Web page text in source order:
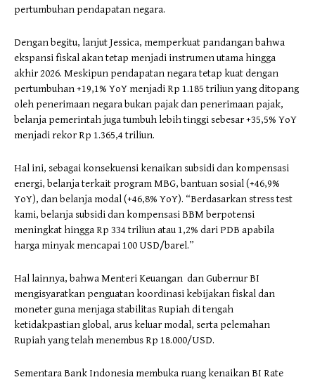
pertumbuhan pendapatan negara.
Dengan begitu, lanjut Jessica, memperkuat pandangan bahwa
ekspansi fiskal akan tetap menjadi instrumen utama hingga
akhir 2026. Meskipun pendapatan negara tetap kuat dengan
pertumbuhan +19,1% YoY menjadi Rp 1.185 triliun yang ditopang
oleh penerimaan negara bukan pajak dan penerimaan pajak,
belanja pemerintah juga tumbuh lebih tinggi sebesar +35,5% YoY
menjadi rekor Rp 1.365,4 triliun.
Hal ini, sebagai konsekuensi kenaikan subsidi dan kompensasi
energi, belanja terkait program MBG, bantuan sosial (+46,9%
YoY), dan belanja modal (+46,8% YoY). “Berdasarkan stress test
kami, belanja subsidi dan kompensasi BBM berpotensi
meningkat hingga Rp 334 triliun atau 1,2% dari PDB apabila
harga minyak mencapai 100 USD/barel.”
Hal lainnya, bahwa Menteri Keuangan dan Gubernur BI
mengisyaratkan penguatan koordinasi kebijakan fiskal dan
moneter guna menjaga stabilitas Rupiah di tengah
ketidakpastian global, arus keluar modal, serta pelemahan
Rupiah yang telah menembus Rp 18.000/USD.
Sementara Bank Indonesia membuka ruang kenaikan BI Rate